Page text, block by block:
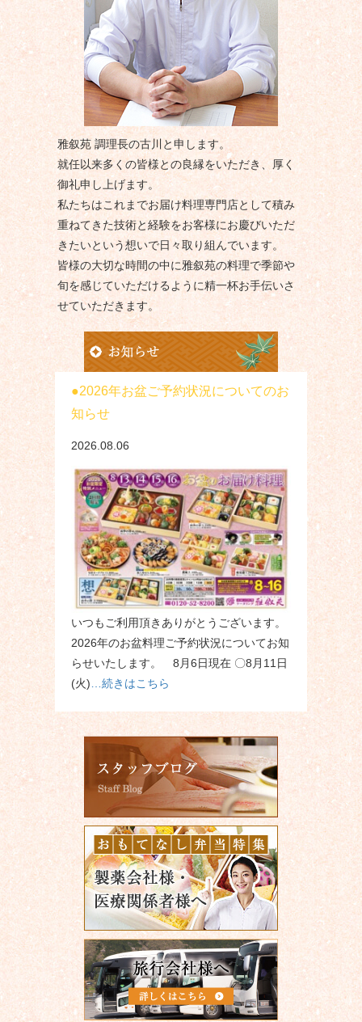
雅叙苑 調理長の古川と申します。
就任以来多くの皆様との良縁をいただき、厚く
御礼申し上げます。
私たちはこれまでお届け料理専門店として積み
重ねてきた技術と経験をお客様にお慶びいただ
きたいという想いで日々取り組んでいます。
皆様の大切な時間の中に雅叙苑の料理で季節や
旬を感じていただけるように精一杯お手伝いさ
せていただきます。
2026年お盆ご予約状況についてのお
知らせ
2026.08.06
いつもご利用頂きありがとうございます。
2026年のお盆料理ご予約状況についてお知
らせいたします。 8月6日現在 〇8月11日
(火) …続きはこちら